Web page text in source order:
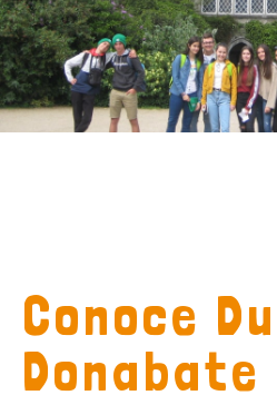
Conoce
Donabate